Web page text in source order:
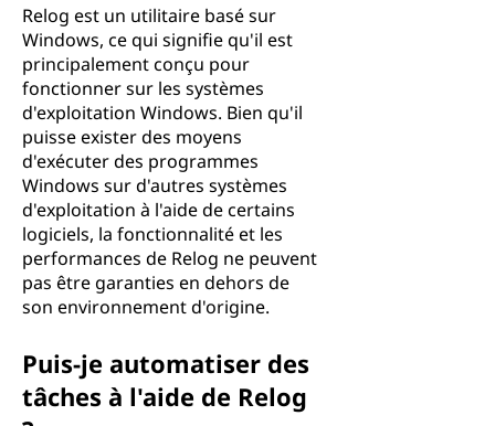
Relog est un utilitaire basé sur
Windows, ce qui signifie qu'il est
principalement conçu pour
fonctionner sur les systèmes
d'exploitation Windows. Bien qu'il
puisse exister des moyens
d'exécuter des programmes
Windows sur d'autres systèmes
d'exploitation à l'aide de certains
logiciels, la fonctionnalité et les
performances de Relog ne peuvent
pas être garanties en dehors de
son environnement d'origine.
Puis-je automatiser des
tâches à l'aide de Relog